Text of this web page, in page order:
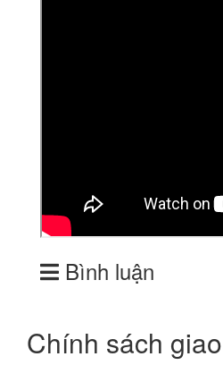
Bình luận
Chính sách